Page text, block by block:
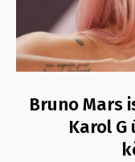
Bruno Mars
Karol